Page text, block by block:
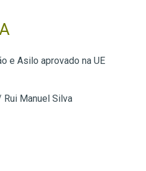
e Asilo aprovado na UE
Rui Manuel Silva